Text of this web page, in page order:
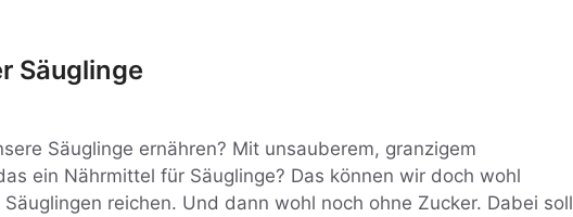
Säuglinge
Säuglinge ernähren? Mit unsauberem, granzigem
ein Nährmittel für Säuglinge? Das können wir doch wohl
reichen. Und dann wohl noch ohne Zucker. Dabei soll